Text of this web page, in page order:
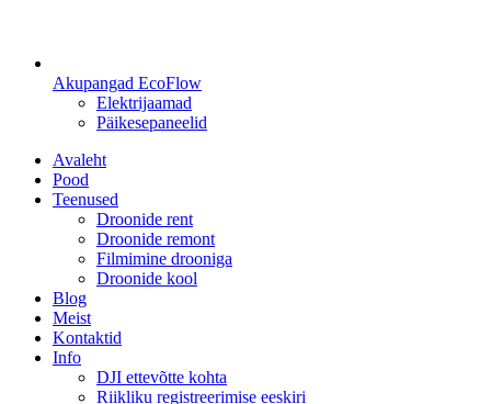
Akupangad EcoFlow
Elektrijaamad
Päikesepaneelid
Avaleht
Pood
Teenused
Droonide rent
Droonide remont
Filmimine drooniga
Droonide kool
Blog
Meist
Kontaktid
Info
DJI ettevõtte kohta
Riikliku registreerimise eeskiri